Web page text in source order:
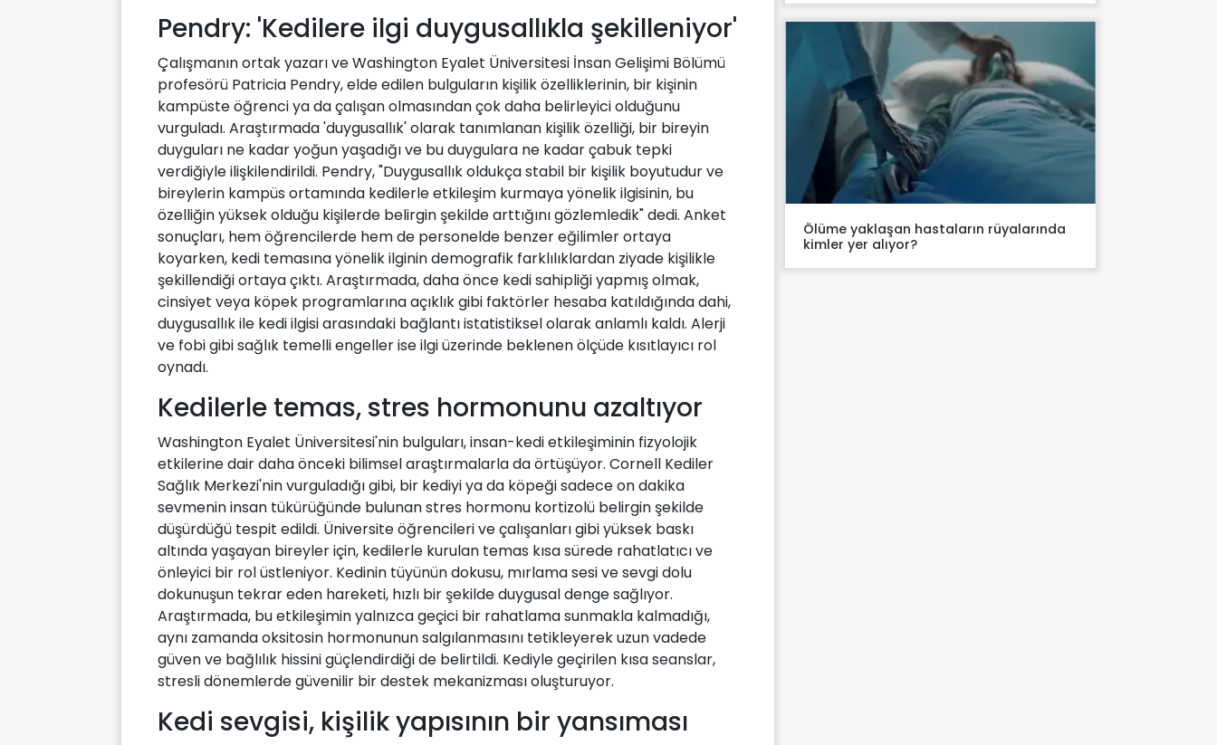
Pendry: 'Kedilere ilgi duygusallıkla şekilleniyor'
Çalışmanın ortak yazarı ve Washington Eyalet Üniversitesi İnsan Gelişimi Bölümü
profesörü Patricia Pendry, elde edilen bulguların kişilik özelliklerinin, bir kişinin
kampüste öğrenci ya da çalışan olmasından çok daha belirleyici olduğunu
vurguladı. Araştırmada 'duygusallık' olarak tanımlanan kişilik özelliği, bir bireyin
duyguları ne kadar yoğun yaşadığı ve bu duygulara ne kadar çabuk tepki
verdiğiyle ilişkilendirildi. Pendry, "Duygusallık oldukça stabil bir kişilik boyutudur ve
bireylerin kampüs ortamında kedilerle etkileşim kurmaya yönelik ilgisinin, bu
özelliğin yüksek olduğu kişilerde belirgin şekilde arttığını gözlemledik" dedi. Anket
sonuçları, hem öğrencilerde hem de personelde benzer eğilimler ortaya
koyarken, kedi temasına yönelik ilginin demografik farklılıklardan ziyade kişilikle
şekillendiği ortaya çıktı. Araştırmada, daha önce kedi sahipliği yapmış olmak,
cinsiyet veya köpek programlarına açıklık gibi faktörler hesaba katıldığında dahi,
duygusallık ile kedi ilgisi arasındaki bağlantı istatistiksel olarak anlamlı kaldı. Alerji
ve fobi gibi sağlık temelli engeller ise ilgi üzerinde beklenen ölçüde kısıtlayıcı rol
oynadı.
Kedilerle temas, stres hormonunu azaltıyor
Washington Eyalet Üniversitesi'nin bulguları, insan-kedi etkileşiminin fizyolojik
etkilerine dair daha önceki bilimsel araştırmalarla da örtüşüyor. Cornell Kediler
Sağlık Merkezi'nin vurguladığı gibi, bir kediyi ya da köpeği sadece on dakika
sevmenin insan tükürüğünde bulunan stres hormonu kortizolü belirgin şekilde
düşürdüğü tespit edildi. Üniversite öğrencileri ve çalışanları gibi yüksek baskı
altında yaşayan bireyler için, kedilerle kurulan temas kısa sürede rahatlatıcı ve
önleyici bir rol üstleniyor. Kedinin tüyünün dokusu, mırlama sesi ve sevgi dolu
dokunuşun tekrar eden hareketi, hızlı bir şekilde duygusal denge sağlıyor.
Araştırmada, bu etkileşimin yalnızca geçici bir rahatlama sunmakla kalmadığı,
aynı zamanda oksitosin hormonunun salgılanmasını tetikleyerek uzun vadede
güven ve bağlılık hissini güçlendirdiği de belirtildi. Kediyle geçirilen kısa seanslar,
stresli dönemlerde güvenilir bir destek mekanizması oluşturuyor.
Kedi sevgisi, kişilik yapısının bir yansıması
Ölüme yaklaşan hastaların rüyalarında
kimler yer alıyor?